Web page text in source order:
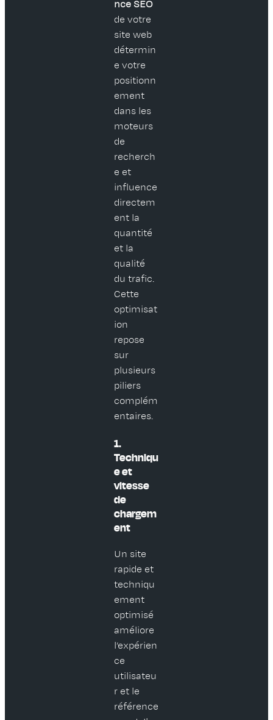
nce SEO
de votre
site web
détermin
e votre
positionn
ement
dans les
moteurs
de
recherch
e et
influence
directem
ent la
quantité
et la
qualité
du trafic.
Cette
optimisat
ion
repose
sur
plusieurs
piliers
complém
entaires.
1.
Techniqu
e et
vitesse
de
chargem
ent
Un site
rapide et
techniqu
ement
optimisé
améliore
l’expérien
ce
utilisateu
r et le
référence